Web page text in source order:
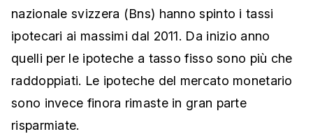
nazionale svizzera (Bns) hanno spinto i tassi
ipotecari ai massimi dal 2011. Da inizio anno
quelli per le ipoteche a tasso fisso sono più che
raddoppiati. Le ipoteche del mercato monetario
sono invece finora rimaste in gran parte
risparmiate.